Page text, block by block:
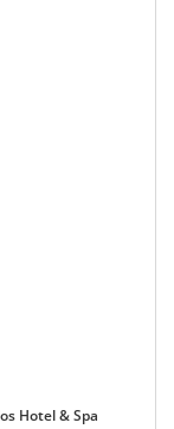
Hotel & Spa